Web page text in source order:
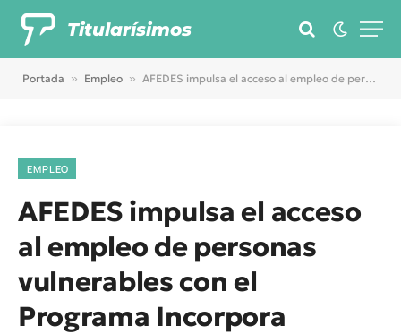
Titularísimos
Portada » Empleo » AFEDES impulsa el acceso al empleo de personas vulnerables con el Programa Incorpora
EMPLEO
AFEDES impulsa el acceso
al empleo de personas
vulnerables con el
Programa Incorpora